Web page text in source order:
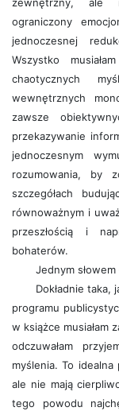
ograniczony
jednoczesnej
Wszystko
chaotycznych
wewnętrznych
zawsze
przekazywanie
jednoczesnym
rozumowania, by
szczegółach
równoważnym i
przeszłością i
bohaterów.
Jednym
Dokładnie
programu
w książce musiałam
odczuwałam
myślenia. To
ale nie mają
tego powodu